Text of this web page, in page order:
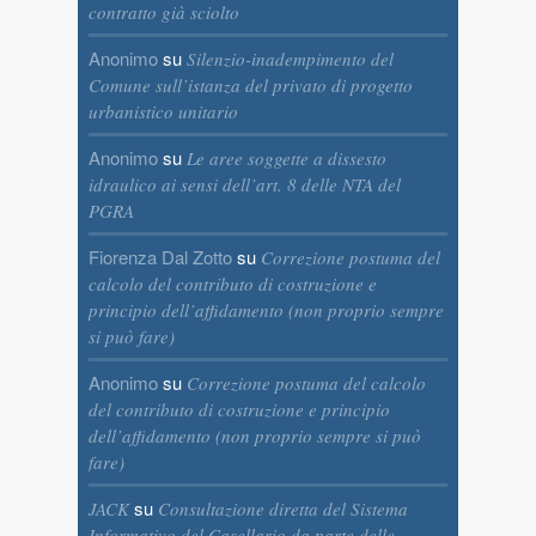
contratto già sciolto
Anonimosu Silenzio-inadempimento del
Comune sull’istanza del privato di progetto
urbanistico unitario
Anonimosu Le aree soggette a dissesto
idraulico ai sensi dell’art. 8 delle NTA del
PGRA
Fiorenza Dal Zottosu Correzione postuma del
calcolo del contributo di costruzione e
principio dell’affidamento (non proprio sempre
si può fare)
Anonimosu Correzione postuma del calcolo
del contributo di costruzione e principio
dell’affidamento (non proprio sempre si può
fare)
JACKsu Consultazione diretta del Sistema